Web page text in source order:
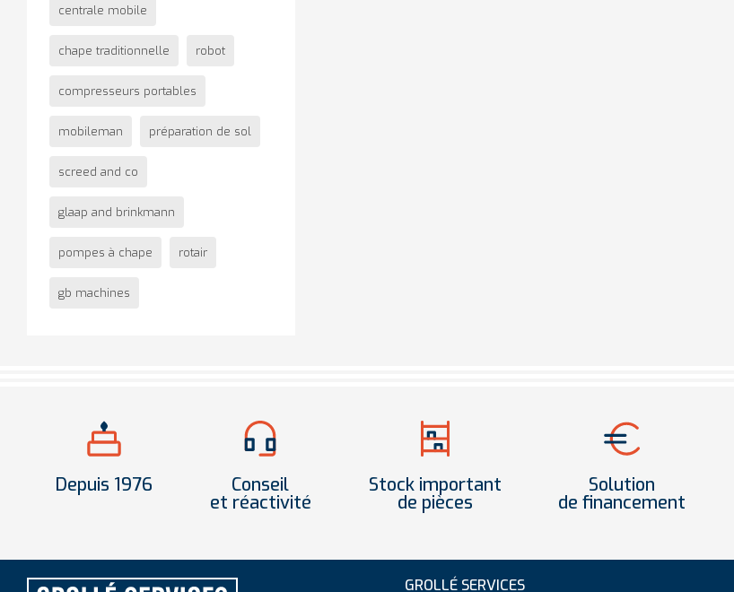
centrale mobile
chape traditionnelle robot
compresseurs portables
mobileman préparation de sol
screed and co
glaap and brinkmann
pompes à chape rotair
gb machines
Depuis 1976 Conseil
et réactivité
Stock important
de pièces
Solution
de financement
GROLLÉ SERVICES